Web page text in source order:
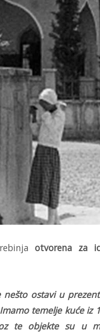
otvorena za
ostavi u
temelje kuće iz
te objekte su u